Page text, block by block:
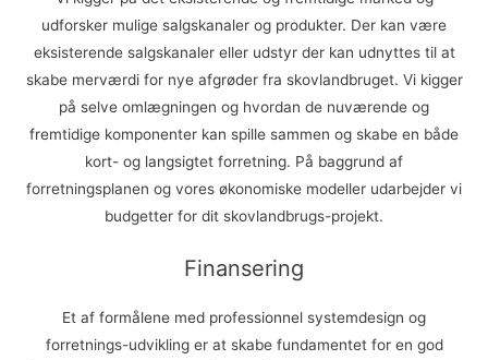
udforsker mulige salgskanaler og produkter. Der kan være
eksisterende salgskanaler eller udstyr der kan udnyttes til at
skabe merværdi for nye afgrøder fra skovlandbruget. Vi kigger
på selve omlægningen og hvordan de nuværende og
fremtidige komponenter kan spille sammen og skabe en både
kort- og langsigtet forretning. På baggrund af
forretningsplanen og vores økonomiske modeller udarbejder vi
budgetter for dit skovlandbrugs-projekt.
Finansering
Et af formålene med professionnel systemdesign og
forretnings-udvikling er at skabe fundamentet for en god